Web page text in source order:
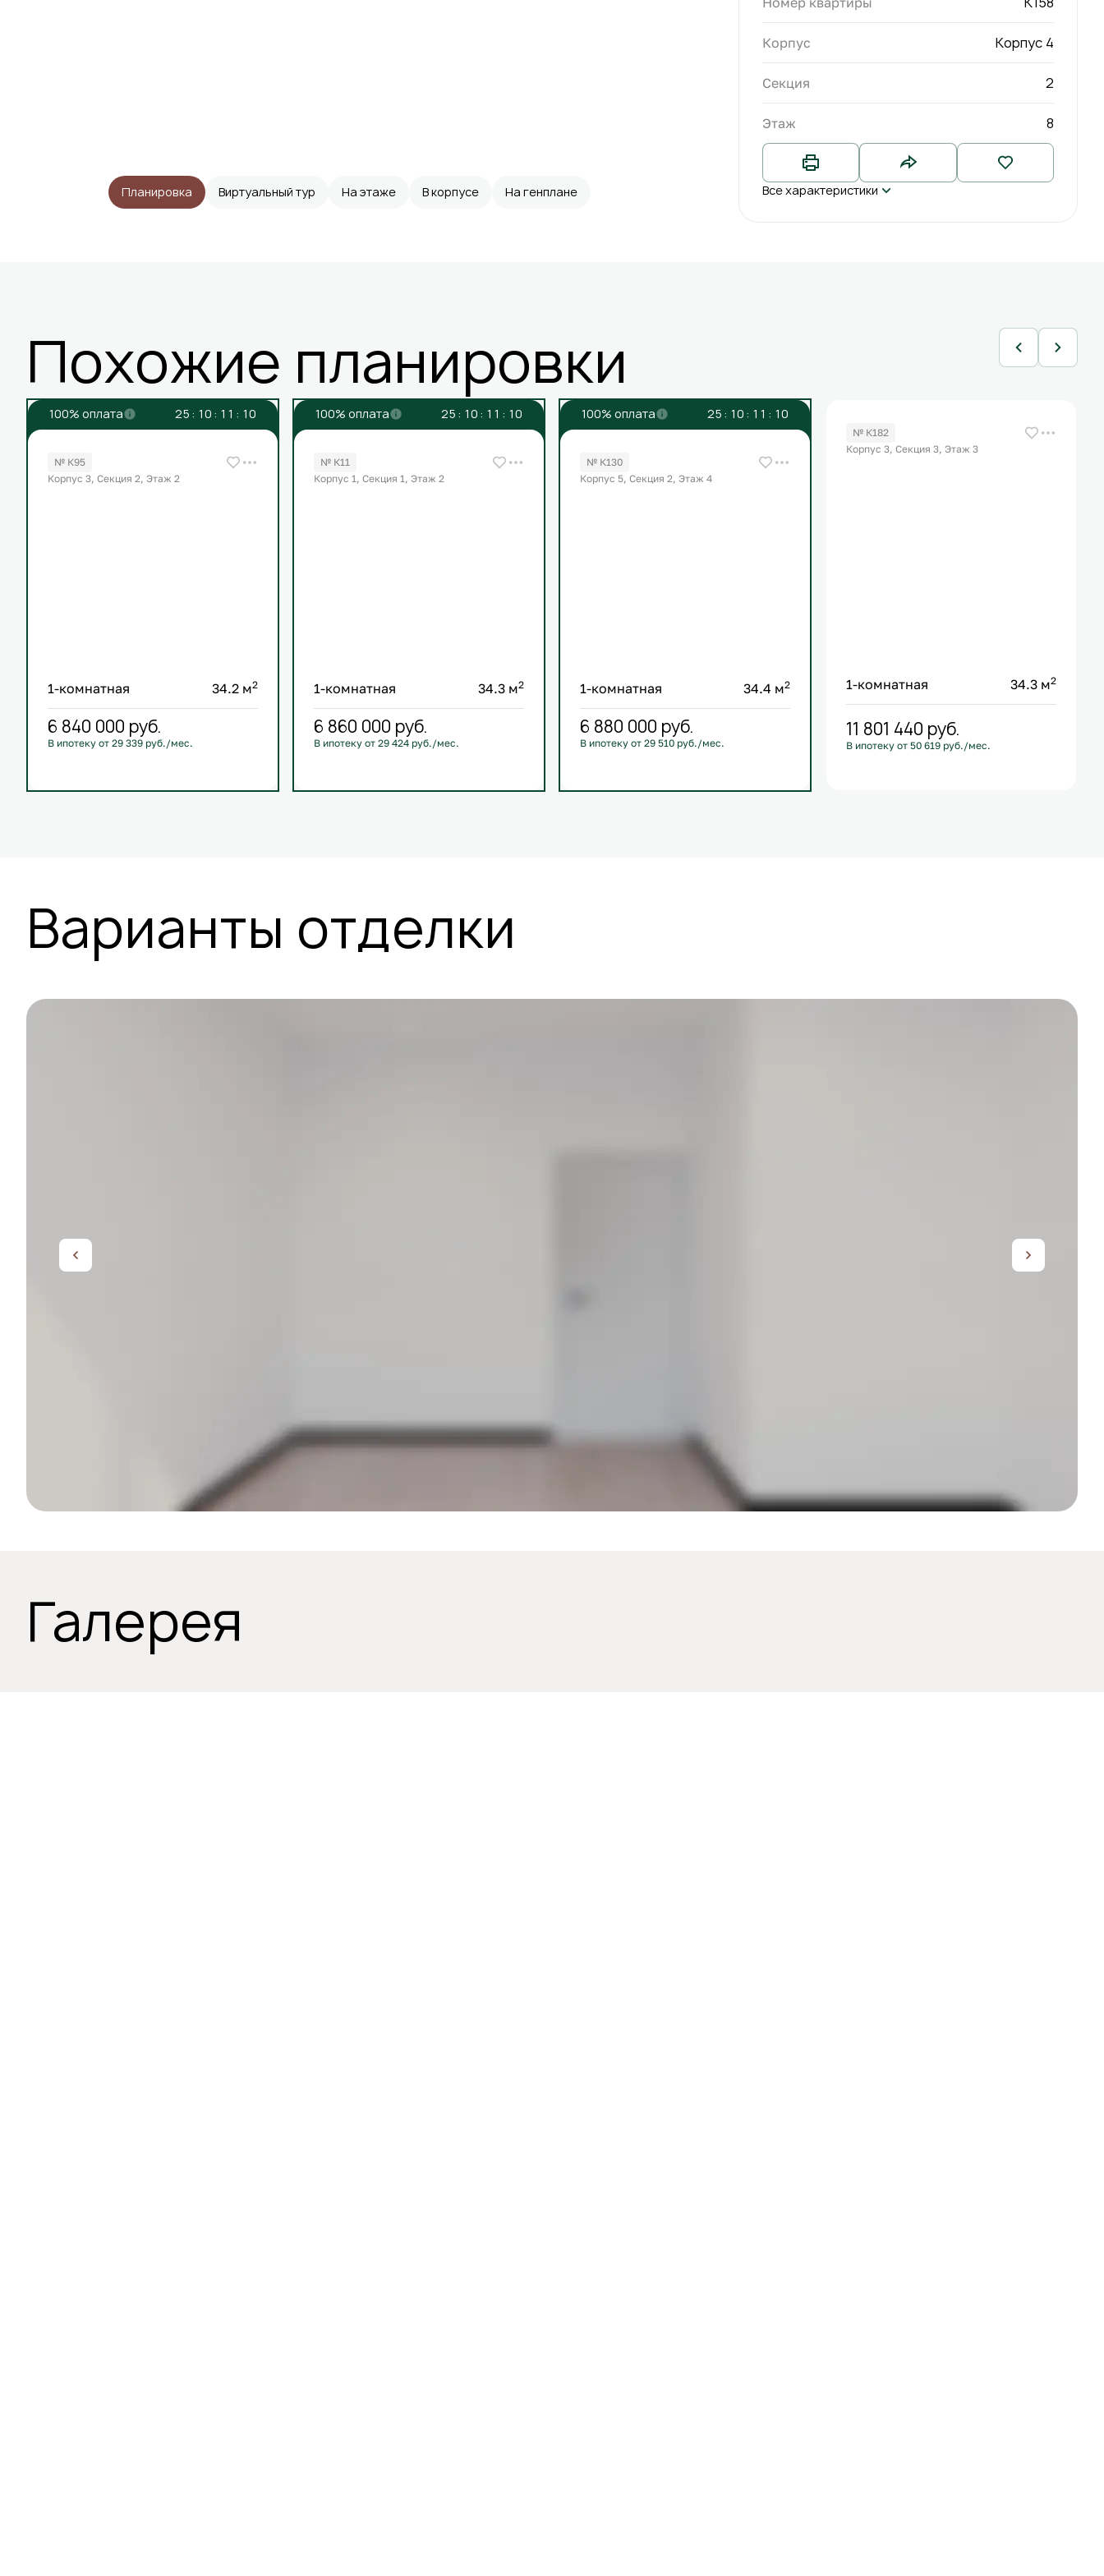
Планировка Виртуальный тур На этаже В корпусе На генплане
Корпус Корпус 4
Секция 2
Этаж 8
Все характеристики
Похожие планировки
100% оплата 25 : 10 : 1 1 : 10
№ К95
Корпус 3, Секция 2, Этаж 2
1-комнатная 34.2 м2
6 840 000 руб.
В ипотеку от 29 339 руб./мес.
100% оплата 25 : 10 : 1 1 : 10
№ К11
Корпус 1, Секция 1, Этаж 2
1-комнатная 34.3 м2
6 860 000 руб.
В ипотеку от 29 424 руб./мес.
100% оплата 25 : 10 : 1 1 : 10
№ К130
Корпус 5, Секция 2, Этаж 4
1-комнатная 34.4 м2
6 880 000 руб.
В ипотеку от 29 510 руб./мес.
№ К182
Корпус 3, Секция 3, Этаж 3
1-комнатная 34.3 м2
11 801 440 руб.
В ипотеку от 50 619 руб./мес.
Варианты отделки
Галерея